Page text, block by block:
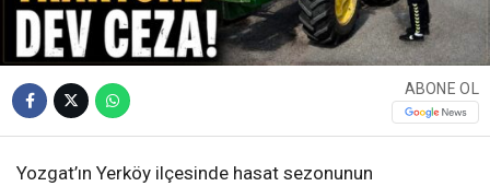
ABONE OL
Yozgat’ın Yerköy ilçesinde hasat sezonunun